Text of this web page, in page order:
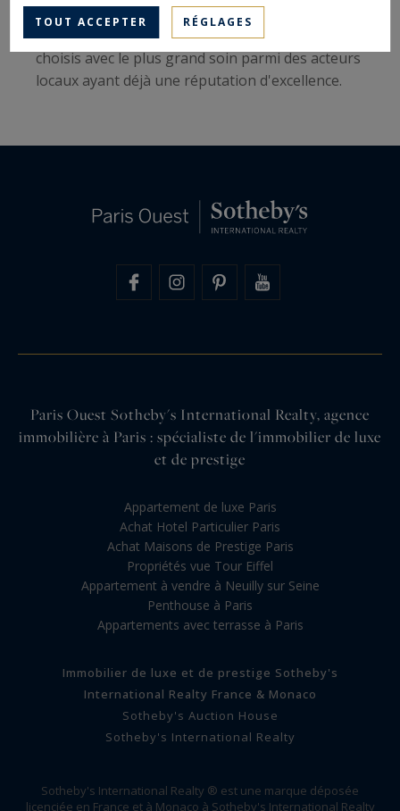
France-Monaco a mis en place une cinquantaine
d'agences immobilières, dont les acteurs sont
choisis avec le plus grand soin parmi des acteurs
locaux ayant déjà une réputation d'excellence.
Paris Ouest Sotheby's International Realty, agence
immobilière à Paris : spécialiste de l'immobilier de luxe
et de prestige
Appartement de luxe Paris
Achat Hotel Particulier Paris
Achat Maisons de Prestige Paris
Propriétés vue Tour Eiffel
Appartement à vendre à Neuilly sur Seine
Penthouse à Paris
Appartements avec terrasse à Paris
Immobilier de luxe et de prestige Sotheby's
International Realty France & Monaco
Sotheby's Auction House
Sotheby's International Realty
Sotheby's International Realty ® est une marque déposée
licenciée en France et à Monaco à Sotheby's International Realty
TOUT ACCEPTER RÉGLAGES